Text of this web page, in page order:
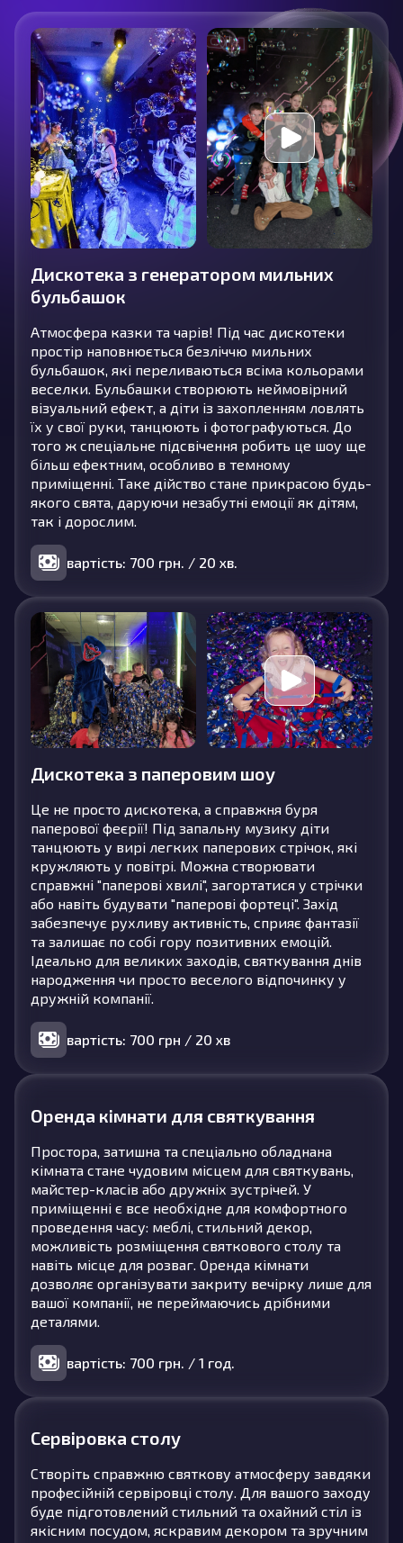
Дискотека з генератором мильних
бульбашок
Атмосфера казки та чарів! Під час дискотеки
простір наповнюється безліччю мильних
бульбашок, які переливаються всіма кольорами
веселки. Бульбашки створюють неймовірний
візуальний ефект, а діти із захопленням ловлять
їх у свої руки, танцюють і фотографуються. До
того ж спеціальне підсвічення робить це шоу ще
більш ефектним, особливо в темному
приміщенні. Таке дійство стане прикрасою будь-
якого свята, даруючи незабутні емоції як дітям,
так і дорослим.
вартість: 700 грн. / 20 хв.
Дискотека з паперовим шоу
Це не просто дискотека, а справжня буря
паперової феєрії! Під запальну музику діти
танцюють у вирі легких паперових стрічок, які
кружляють у повітрі. Можна створювати
справжні "паперові хвилі", загортатися у стрічки
або навіть будувати "паперові фортеці". Захід
забезпечує рухливу активність, сприяє фантазії
та залишає по собі гору позитивних емоцій.
Ідеально для великих заходів, святкування днів
народження чи просто веселого відпочинку у
дружній компанії.
вартість: 700 грн / 20 хв
Оренда кімнати для святкування
Простора, затишна та спеціально обладнана
кімната стане чудовим місцем для святкувань,
майстер-класів або дружніх зустрічей. У
приміщенні є все необхідне для комфортного
проведення часу: меблі, стильний декор,
можливість розміщення святкового столу та
навіть місце для розваг. Оренда кімнати
дозволяє організувати закриту вечірку лише для
вашої компанії, не переймаючись дрібними
деталями.
вартість: 700 грн. / 1 год.
Сервіровка столу
Створіть справжню святкову атмосферу завдяки
професійній сервіровці столу. Для вашого заходу
буде підготовлений стильний та охайний стіл із
якісним посудом, яскравим декором та зручним